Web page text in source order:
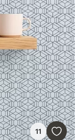
11